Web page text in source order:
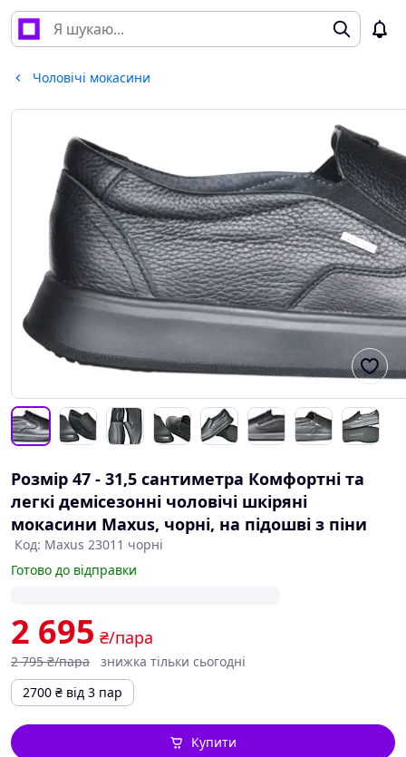
Чоловічі мокасини
Розмір 47 - 31,5 сантиметра Комфортні та
легкі демісезонні чоловічі шкіряні
мокасини Maxus, чорні, на підошві з піни
Код: Maxus 23011 чорні
Готово до відправки
2 695 ₴/пара
2 795 ₴/пара
знижка тільки сьогодні
2700 ₴ від 3 пар
Купити